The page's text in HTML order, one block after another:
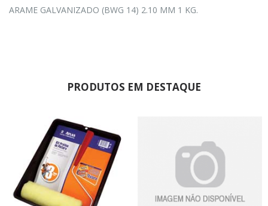
ARAME GALVANIZADO (BWG 14) 2.10 MM 1 KG.
PRODUTOS EM DESTAQUE